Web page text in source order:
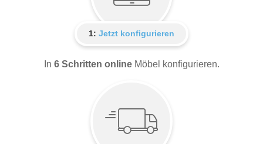
1: Jetzt konfigurieren
In 6 Schritten online Möbel konfigurieren.